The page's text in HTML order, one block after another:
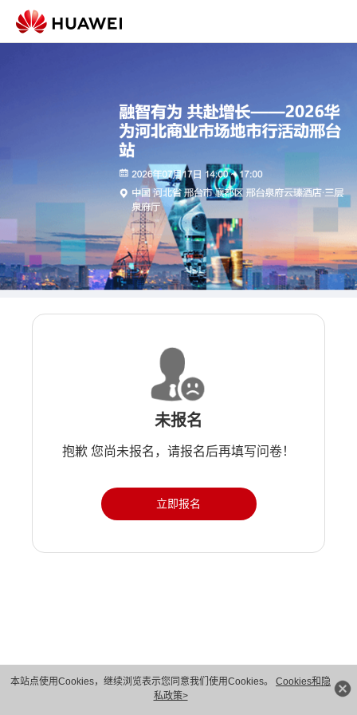
本站点使用Cookies，继续浏览表示您同意我们使用Cookies。 Cookies和隐
私政策>
未报名
抱歉 您尚未报名，请报名后再填写问卷！
立即报名
版权所有 © 华为技术有限公司 1998-2026。 保留一切权利。粤A2-20044005号
隐私保护
法律声明